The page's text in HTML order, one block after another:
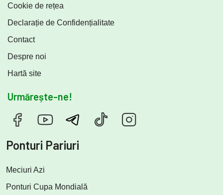
Cookie de rețea
Declarație de Confidențialitate
Contact
Despre noi
Hartă site
Urmărește-ne!
Ponturi Pariuri
Meciuri Azi
Ponturi Cupa Mondială